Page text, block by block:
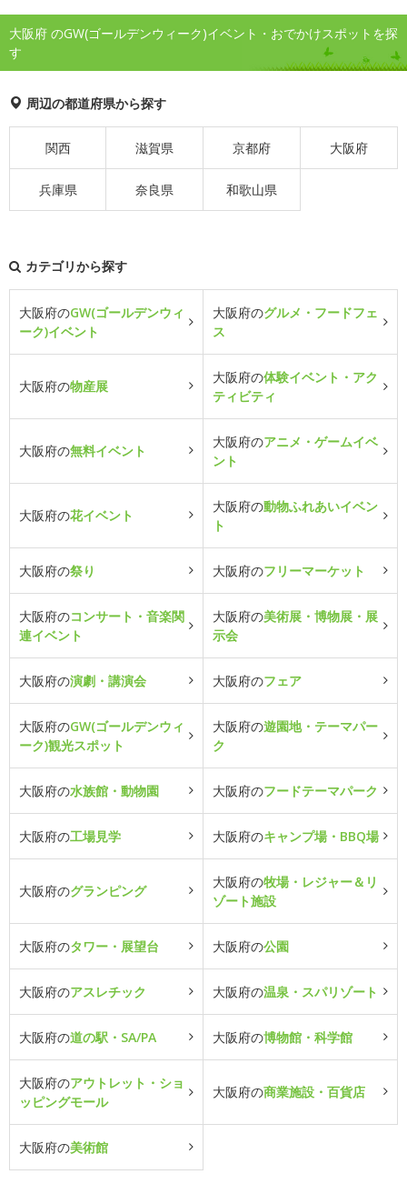
大阪府 のGW(ゴールデンウィーク)イベント・おでかけスポットを探
す
周辺の都道府県から探す
関西 滋賀県 京都府 大阪府
兵庫県 奈良県 和歌山県
カテゴリから探す
大阪府のGW(ゴールデンウィ
ーク)イベント
大阪府のグルメ・フードフェ
ス
大阪府の物産展
大阪府の体験イベント・アク
ティビティ
大阪府の無料イベント
大阪府のアニメ・ゲームイベ
ント
大阪府の花イベント
大阪府の動物ふれあいイベン
ト
大阪府の祭り 大阪府のフリーマーケット
大阪府のコンサート・音楽関
連イベント
大阪府の美術展・博物展・展
示会
大阪府の演劇・講演会 大阪府のフェア
大阪府のGW(ゴールデンウィ
ーク)観光スポット
大阪府の遊園地・テーマパー
ク
大阪府の水族館・動物園 大阪府のフードテーマパーク
大阪府の工場見学 大阪府のキャンプ場・BBQ場
大阪府のグランピング
大阪府の牧場・レジャー＆リ
ゾート施設
大阪府のタワー・展望台 大阪府の公園
大阪府のアスレチック 大阪府の温泉・スパリゾート
大阪府の道の駅・SA/PA 大阪府の博物館・科学館
大阪府のアウトレット・ショ
ッピングモール
大阪府の商業施設・百貨店
大阪府の美術館